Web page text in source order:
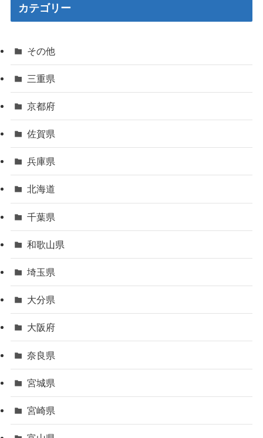
カテゴリー
その他
三重県
京都府
佐賀県
兵庫県
北海道
千葉県
和歌山県
埼玉県
大分県
大阪府
奈良県
宮城県
宮崎県